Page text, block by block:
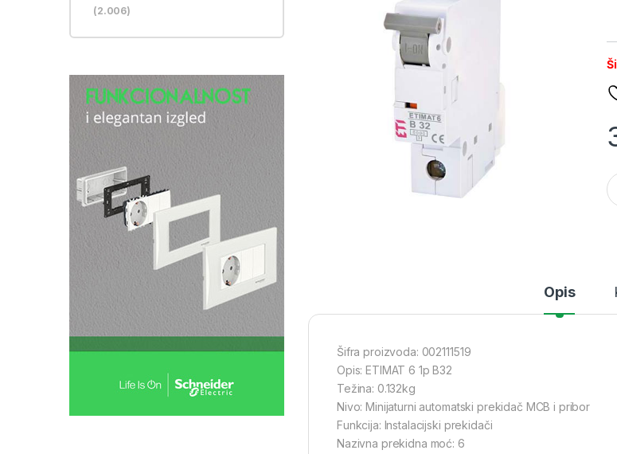
Opis
Šifra proizvoda: 002111519
Opis: ETIMAT 6 1p B32
Težina: 0.132kg
Nivo: Minijaturni automatski prekidač MCB i pribor
Funkcija: Instalacijski prekidači
Nazivna prekidna moć: 6
(2.006)